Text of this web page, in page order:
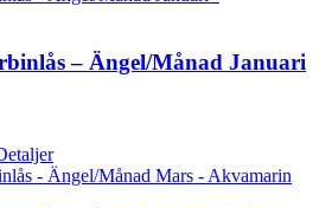
– Ängel/Månad Januari